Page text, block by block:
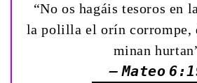
“No os hagáis tesoros en
la polilla el orín corrompe,
minan
— Mateo